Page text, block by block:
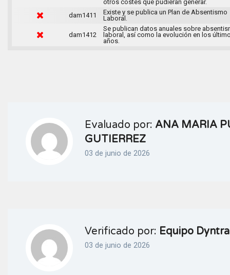
otros costes que pudieran generar.
dam1411
Existe y se publica un Plan de Absentismo
Laboral.
dam1412
Se publican datos anuales sobre
laboral, así como la evolución en los
años.
Evaluado por: ANA MARIA
GUTIERREZ
03 de junio de 2026
Verificado por: Equipo Dyntra
03 de junio de 2026